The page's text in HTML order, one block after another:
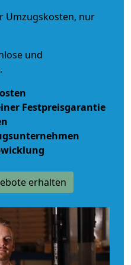
Umzugskosten, nur
und
Festpreisgarantie
erhalten